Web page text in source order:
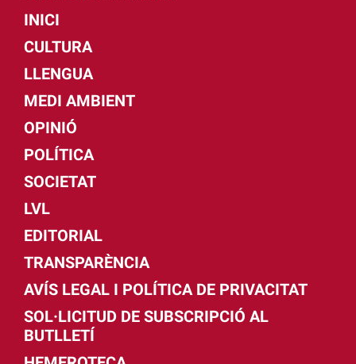
INICI
CULTURA
LLENGUA
MEDI AMBIENT
OPINIÓ
POLÍTICA
SOCIETAT
LVL
EDITORIAL
TRANSPARÈNCIA
AVÍS LEGAL I POLÍTICA DE PRIVACITAT
SOL·LICITUD DE SUBSCRIPCIÓ AL
BUTLLETÍ